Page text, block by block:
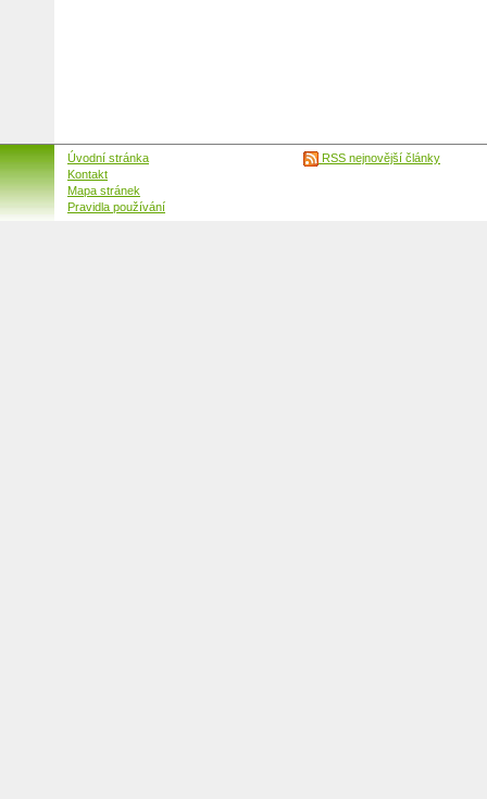
Úvodní stránka
Kontakt
Mapa stránek
Pravidla používání
RSS nejnovější články